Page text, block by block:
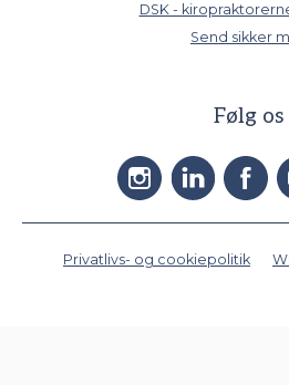
DSK -
Send sikker
Følg os
Privatlivs- og cookiepolitik